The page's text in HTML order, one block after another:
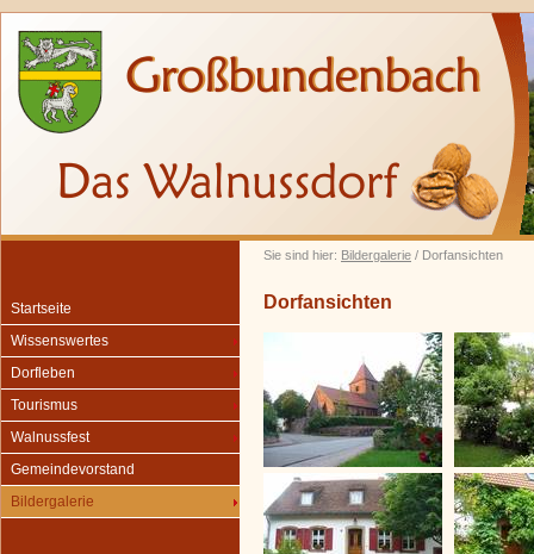
Sie sind hier: Bildergalerie / Dorfansichten
Startseite
Wissenswertes
Dorfleben
Tourismus
Walnussfest
Gemeindevorstand
Bildergalerie
Dorfansichten